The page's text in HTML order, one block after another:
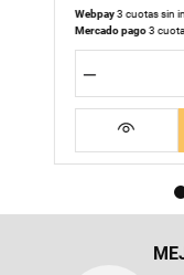
Webpay3 cuotas sin
Mercado pago3
－